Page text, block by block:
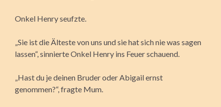
Onkel Henry seufzte.
„Sie ist die Älteste von uns und sie hat sich nie was sagen
lassen“, sinnierte Onkel Henry ins Feuer schauend.
„Hast du je deinen Bruder oder Abigail ernst
genommen?“, fragte Mum.